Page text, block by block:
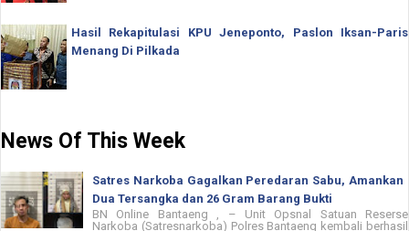
Hasil Rekapitulasi KPU Jeneponto, Paslon Iksan-Paris
Menang Di Pilkada
News Of This Week
Satres Narkoba Gagalkan Peredaran Sabu, Amankan
Dua Tersangka dan 26 Gram Barang Bukti
BN Online Bantaeng , – Unit Opsnal Satuan Reserse
Narkoba (Satresnarkoba) Polres Bantaeng kembali berhasil